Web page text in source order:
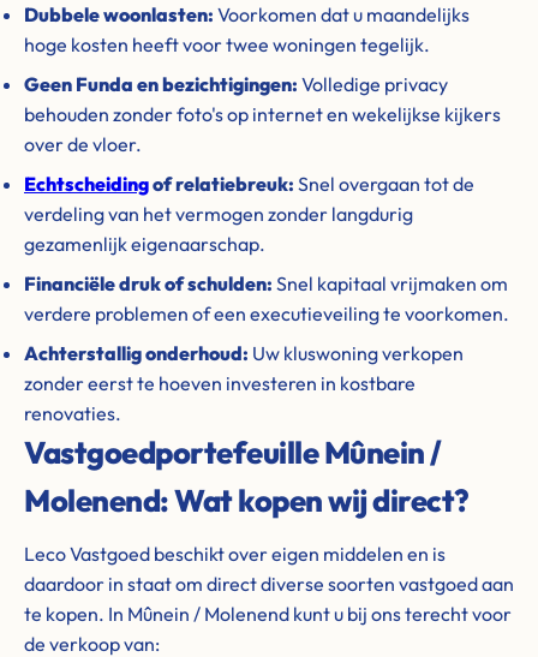
Dubbele woonlasten: Voorkomen dat u maandelijks
hoge kosten heeft voor twee woningen tegelijk.
Geen Funda en bezichtigingen: Volledige privacy
behouden zonder foto's op internet en wekelijkse kijkers
over de vloer.
Echtscheidingof relatiebreuk: Snel overgaan tot de
verdeling van het vermogen zonder langdurig
gezamenlijk eigenaarschap.
Financiële druk of schulden: Snel kapitaal vrijmaken om
verdere problemen of een executieveiling te voorkomen.
Achterstallig onderhoud: Uw kluswoning verkopen
zonder eerst te hoeven investeren in kostbare
renovaties.
Vastgoedportefeuille Mûnein /
Molenend: Wat kopen wij direct?
Leco Vastgoed beschikt over eigen middelen en is
daardoor in staat om direct diverse soorten vastgoed aan
te kopen. In Mûnein / Molenend kunt u bij ons terecht voor
de verkoop van: